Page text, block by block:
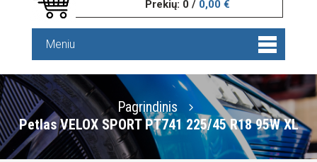
Prekių: 0 / 0,00 €
Meniu
Pagrindinis
Petlas VELOX SPORT PT741 225/45 R18 95W XL